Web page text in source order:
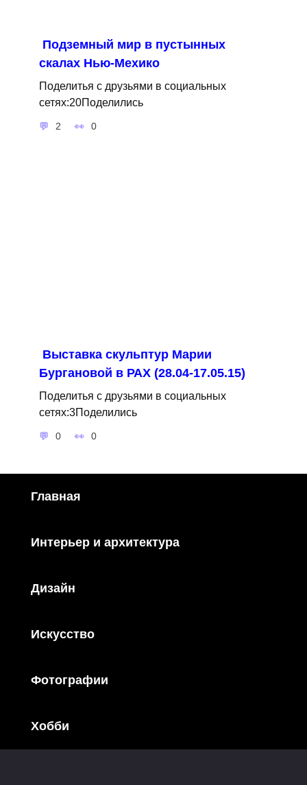
Подземный мир в пустынных
скалах Нью-Мехико
Поделитья с друзьями в социальных
сетях:20Поделились
2 0
Выставка скульптур Марии
Бургановой в РАХ (28.04-17.05.15)
Поделитья с друзьями в социальных
сетях:3Поделились
0 0
Главная
Интерьер и архитектура
Дизайн
Искусство
Фотографии
Хобби